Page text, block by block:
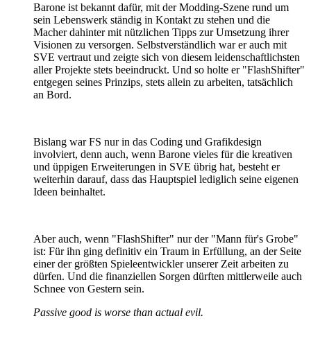
Barone ist bekannt dafür, mit der Modding-Szene rund um
sein Lebenswerk ständig in Kontakt zu stehen und die
Macher dahinter mit nützlichen Tipps zur Umsetzung ihrer
Visionen zu versorgen. Selbstverständlich war er auch mit
SVE vertraut und zeigte sich von diesem leidenschaftlichsten
aller Projekte stets beeindruckt. Und so holte er "FlashShifter"
entgegen seines Prinzips, stets allein zu arbeiten, tatsächlich
an Bord.
Bislang war FS nur in das Coding und Grafikdesign
involviert, denn auch, wenn Barone vieles für die kreativen
und üppigen Erweiterungen in SVE übrig hat, besteht er
weiterhin darauf, dass das Hauptspiel lediglich seine eigenen
Ideen beinhaltet.
Aber auch, wenn "FlashShifter" nur der "Mann für's Grobe"
ist: Für ihn ging definitiv ein Traum in Erfüllung, an der Seite
einer der größten Spieleentwickler unserer Zeit arbeiten zu
dürfen. Und die finanziellen Sorgen dürften mittlerweile auch
Schnee von Gestern sein.
Passive good is worse than actual evil.